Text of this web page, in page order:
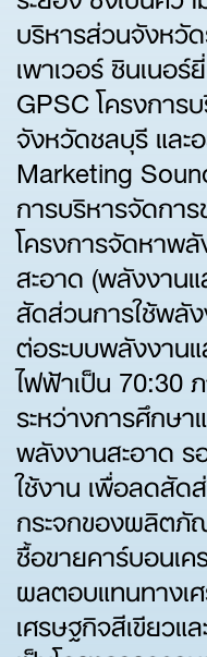
บริหารส่วนจังหวั
เพาเวอร์ ซินเนอ
GPSC โครงการ
จังหวัดชลบุรี และ
Marketing
การบริหารจัดกา
โครงการจัดหาพ
สะอาด (พลังงาน
สัดส่วนการใช้พลั
ต่อระบบพลังงาน
ไฟฟ้าเป็น 70:30
ระหว่างการศึกษ
พลังงานสะอาด
ใช้งาน เพื่อลดสัด
กระจกของผลิต
ซื้อขายคาร์บอนเ
ผลตอบแทนทางเ
เศรษฐกิจสีเขียวแ